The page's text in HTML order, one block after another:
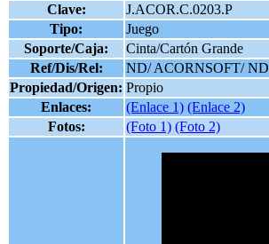
Clave:
J.ACOR.C.0203.P
Tipo:
Juego
Soporte/Caja:
Cinta/Cartón Grande
Ref/Dis/Rel:
ND/ ACORNSOFT/ ND
Propiedad/Origen: Propio
Enlaces:
(Enlace 1) (Enlace 2)
Fotos:
(Foto 1) (Foto 2)